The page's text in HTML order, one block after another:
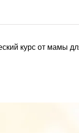
курс от мамы